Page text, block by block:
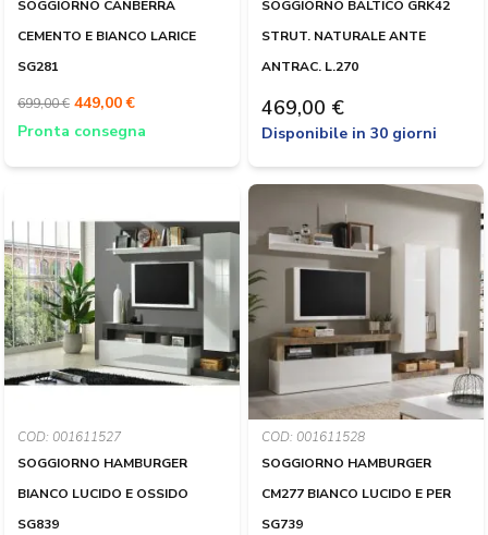
SOGGIORNO CANBERRA
CEMENTO E BIANCO LARICE
SG281
699,00 € 449,00 €
Pronta consegna
SOGGIORNO BALTICO GRK42
STRUT. NATURALE ANTE
ANTRAC. L.270
469,00 €
Disponibile in 30 giorni
COD: 001611527
SOGGIORNO HAMBURGER
BIANCO LUCIDO E OSSIDO
SG839
COD: 001611528
SOGGIORNO HAMBURGER
CM277 BIANCO LUCIDO E PER
SG739